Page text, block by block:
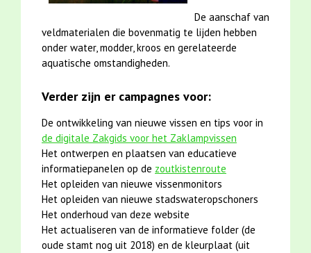
De aanschaf van
veldmaterialen die bovenmatig te lijden hebben
onder water, modder, kroos en gerelateerde
aquatische omstandigheden.
Verder zijn er campagnes voor:
De ontwikkeling van nieuwe vissen en tips voor in
de digitale Zakgids voor het Zaklampvissen
Het ontwerpen en plaatsen van educatieve
informatiepanelen op de zoutkistenroute
Het opleiden van nieuwe vissenmonitors
Het opleiden van nieuwe stadswateropschoners
Het onderhoud van deze website
Het actualiseren van de informatieve folder (de
oude stamt nog uit 2018) en de kleurplaat (uit